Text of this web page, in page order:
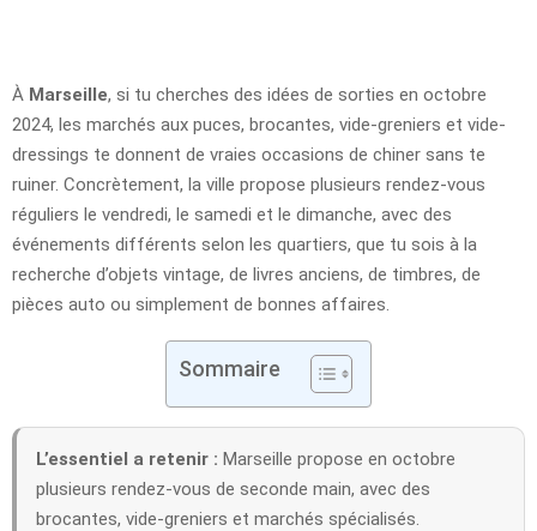
À Marseille, si tu cherches des idées de sorties en octobre
2024, les marchés aux puces, brocantes, vide-greniers et vide-
dressings te donnent de vraies occasions de chiner sans te
ruiner. Concrètement, la ville propose plusieurs rendez-vous
réguliers le vendredi, le samedi et le dimanche, avec des
événements différents selon les quartiers, que tu sois à la
recherche d’objets vintage, de livres anciens, de timbres, de
pièces auto ou simplement de bonnes affaires.
Sommaire
L’essentiel a retenir : Marseille propose en octobre
plusieurs rendez-vous de seconde main, avec des
brocantes, vide-greniers et marchés spécialisés.